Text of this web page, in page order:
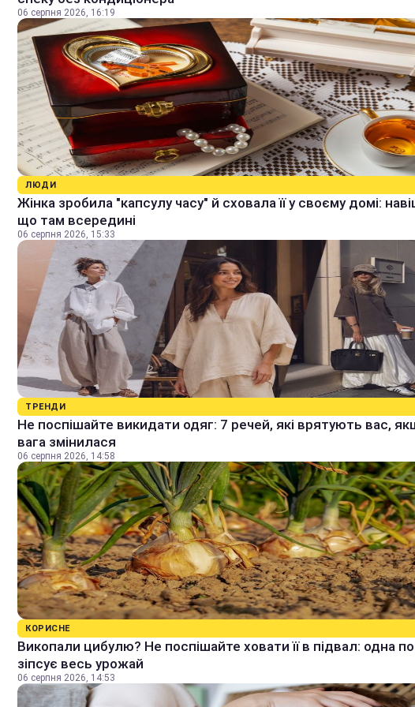
06 серпня 2026, 16:19
ЛЮДИ
Жінка зробила "капсулу часу" й сховала її у своєму домі:
що там всередині
06 серпня 2026, 15:33
ТРЕНДИ
Не поспішайте викидати одяг: 7 речей, які врятують вас,
вага змінилася
06 серпня 2026, 14:58
КОРИСНЕ
Викопали цибулю? Не поспішайте ховати її в підвал: одна
зіпсує весь урожай
06 серпня 2026, 14:53